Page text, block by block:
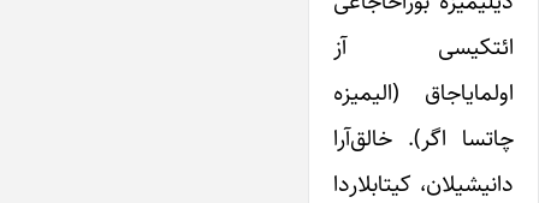
ائتکیسی آز
اولمایاجاق (الیمیزه
چاتسا اگر). خالق‌آرا
دانیشیلان، کیتابلاردا